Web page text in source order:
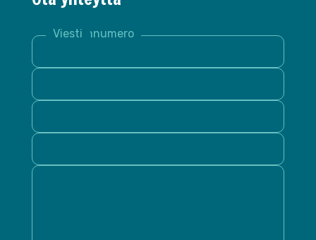
Nimi *
Sähköposti *
Puhelinnumero
Yritys
Viesti